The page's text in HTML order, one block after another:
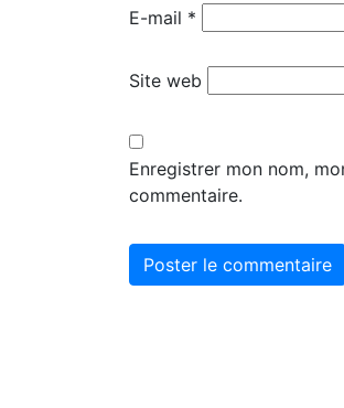
E-mail *
Site web
Enregistrer mon nom,
commentaire.